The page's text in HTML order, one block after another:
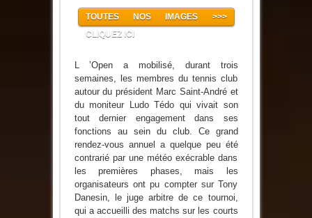
TOUTES NOS IMAGES >>>
CLIQUEZ ICI
L ’Open a mobilisé, durant trois
semaines, les membres du tennis club
autour du président Marc Saint-André et
du moniteur Ludo Tédo qui vivait son
tout dernier engagement dans ses
fonctions au sein du club. Ce grand
rendez-vous annuel a quelque peu été
contrarié par une météo exécrable dans
les premières phases, mais les
organisateurs ont pu compter sur Tony
Danesin, le juge arbitre de ce tournoi,
qui a accueilli des matchs sur les courts